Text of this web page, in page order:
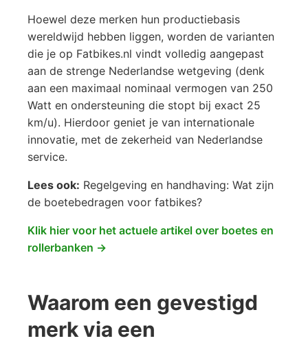
Hoewel deze merken hun productiebasis
wereldwijd hebben liggen, worden de varianten
die je op Fatbikes.nl vindt volledig aangepast
aan de strenge Nederlandse wetgeving (denk
aan een maximaal nominaal vermogen van 250
Watt en ondersteuning die stopt bij exact 25
km/u). Hierdoor geniet je van internationale
innovatie, met de zekerheid van Nederlandse
service.
Lees ook: Regelgeving en handhaving: Wat zijn
de boetebedragen voor fatbikes?
Klik hier voor het actuele artikel over boetes en
rollerbanken →
Waarom een gevestigd
merk via een